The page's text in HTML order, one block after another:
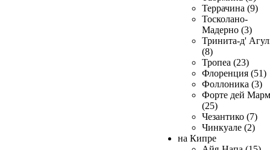
Террачина (9)
Тосколано-
Мадерно (3)
Тринита-д'
(8)
Тропеа (23)
Флоренция (51)
Фоллоника (3)
Форте дей
(25)
Чезантико (7)
Чинкуале (2)
на Кипре